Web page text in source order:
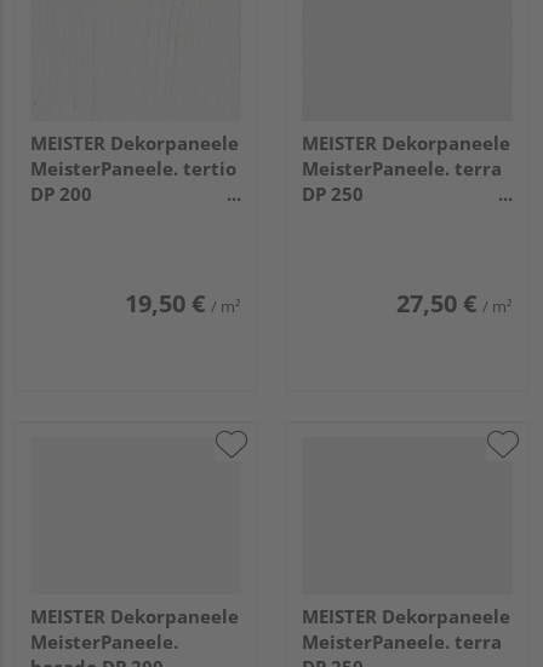
MEISTER Dekorpaneele
MeisterPaneele. tertio
DP 200
19,50 € / m²
MEISTER Dekorpaneele
MeisterPaneele. terra
DP 250
27,50 € / m²
MEISTER Dekorpaneele
MeisterPaneele.
MEISTER Dekorpaneele
MeisterPaneele. terra